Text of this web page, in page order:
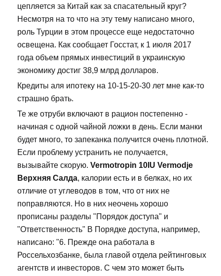
цепляется за Китай как за спасательный круг?
Несмотря на то что на эту тему написано много,
роль Турции в этом процессе еще недостаточно
освещена. Как сообщает Госстат, к 1 июля 2017
года объем прямых инвестиций в украинскую
экономику достиг 38,9 млрд долларов.
Кредиты аля ипотеку на 10-15-20-30 лет мне как-то
страшно брать.
Те же отруби включают в рацион постепенно -
начиная с одной чайной ложки в день. Если манки
будет много, то запеканка получится очень плотной.
Если проблему устранить не получается,
вызывайте скорую. Vermotropin 10IU Vermodje
Верхняя Салда, калории есть и в белках, но их
отличие от углеводов в том, что от них не
поправляются. Но в них неочень хорошо
прописаны разделы "Порядок доступа" и
"Ответственность" В Порядке доступа, например,
написано: "6. Прежде она работала в
Россельхозбанке, была главой отдела рейтинговых
агентств и инвесторов. С чем это может быть